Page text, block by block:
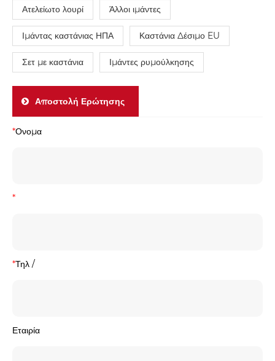
Ατελείωτο λουρί Άλλοι ιμάντες
Ιμάντας καστάνιας ΗΠΑ Καστάνια Δέσιμο EU
Σετ με καστάνια Ιμάντες ρυμούλκησης
Αποστολή Ερώτησης
*Ονομα
*
*Τηλ /
Εταιρία